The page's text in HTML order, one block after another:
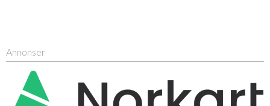
Annonser